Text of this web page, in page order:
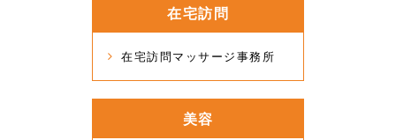
在宅訪問
在宅訪問マッサージ事務所
美容